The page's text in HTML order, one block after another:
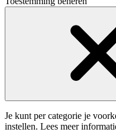
Je kunt per categorie je
instellen. Lees meer